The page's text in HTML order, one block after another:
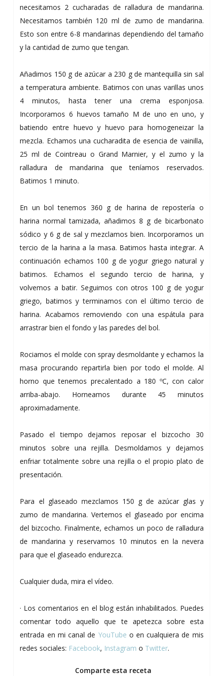
necesitamos 2 cucharadas de ralladura de mandarina.
Necesitamos también 120 ml de zumo de mandarina.
Esto son entre 6-8 mandarinas dependiendo del tamaño
y la cantidad de zumo que tengan.
Añadimos 150 g de azúcar a 230 g de mantequilla sin sal
a temperatura ambiente. Batimos con unas varillas unos
4 minutos, hasta tener una crema esponjosa.
Incorporamos 6 huevos tamaño M de uno en uno, y
batiendo entre huevo y huevo para homogeneizar la
mezcla. Echamos una cucharadita de esencia de vainilla,
25 ml de Cointreau o Grand Marnier, y el zumo y la
ralladura de mandarina que teníamos reservados.
Batimos 1 minuto.
En un bol tenemos 360 g de harina de repostería o
harina normal tamizada, añadimos 8 g de bicarbonato
sódico y 6 g de sal y mezclamos bien. Incorporamos un
tercio de la harina a la masa. Batimos hasta integrar. A
continuación echamos 100 g de yogur griego natural y
batimos. Echamos el segundo tercio de harina, y
volvemos a batir. Seguimos con otros 100 g de yogur
griego, batimos y terminamos con el último tercio de
harina. Acabamos removiendo con una espátula para
arrastrar bien el fondo y las paredes del bol.
Rociamos el molde con spray desmoldante y echamos la
masa procurando repartirla bien por todo el molde. Al
horno que tenemos precalentado a 180 ºC, con calor
arriba-abajo. Horneamos durante 45 minutos
aproximadamente.
Pasado el tiempo dejamos reposar el bizcocho 30
minutos sobre una rejilla. Desmoldamos y dejamos
enfriar totalmente sobre una rejilla o el propio plato de
presentación.
Para el glaseado mezclamos 150 g de azúcar glas y
zumo de mandarina. Vertemos el glaseado por encima
del bizcocho. Finalmente, echamos un poco de ralladura
de mandarina y reservamos 10 minutos en la nevera
para que el glaseado endurezca.
Cualquier duda, mira el vídeo.
· Los comentarios en el blog están inhabilitados. Puedes
comentar todo aquello que te apetezca sobre esta
entrada en mi canal de YouTube o en cualquiera de mis
redes sociales: Facebook, Instagram o Twitter.
Comparte esta receta